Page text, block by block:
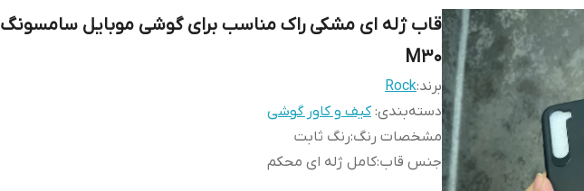
قاب ژله ای مشکی راک مناسب برای گوشی موبایل سامسونگ
M30
برند:Rock
دسته‌بندی:کیف و کاور گوشی
مشخصات رنگ:رنگ ثابت
جنس قاب:کامل ژله ای محکم